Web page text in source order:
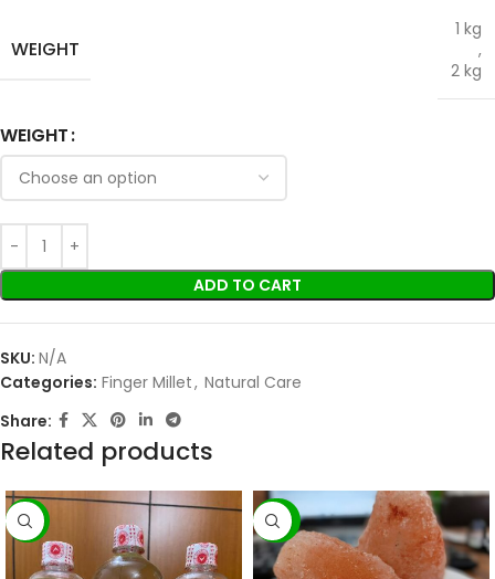
WEIGHT
1 kg
,
2 kg
WEIGHT
ADD TO CART
SKU: N/A
Categories: Finger Millet, Natural Care
Share:
Related products
-7% -22%